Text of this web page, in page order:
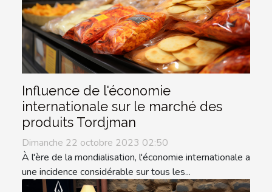
Influence de l'économie
internationale sur le marché des
produits Tordjman
Dimanche 22 octobre 2023 02:50
À l'ère de la mondialisation, l'économie internationale a
une incidence considérable sur tous les...